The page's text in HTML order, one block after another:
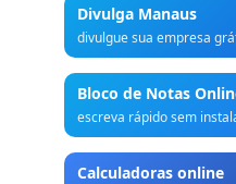
Divulga Manaus
divulgue sua empresa
Bloco de Notas
escreva rápido sem
Calculadoras online